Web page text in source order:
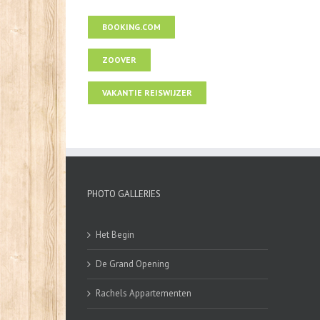
BOOKING.COM
ZOOVER
VAKANTIE REISWIJZER
PHOTO GALLERIES
Het Begin
De Grand Opening
Rachels Appartementen